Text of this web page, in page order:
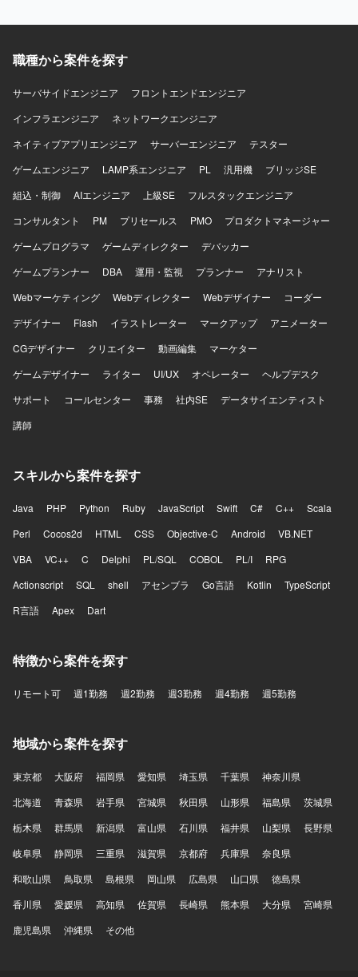
職種から案件を探す
サーバサイドエンジニア
フロントエンドエンジニア
インフラエンジニア
ネットワークエンジニア
ネイティブアプリエンジニア
サーバーエンジニア
テスター
ゲームエンジニア
LAMP系エンジニア PL 汎用機
ブリッジSE
組込・制御
AIエンジニア 上級SE
フルスタックエンジニア
コンサルタント
PM プリセールス PMO
プロダクトマネージャー
ゲームプログラマ
ゲームディレクター
デバッカー
ゲームプランナー
DBA 運用・監視 プランナー
アナリスト
Webマーケティング
Webディレクター Webデザイナー
コーダー
デザイナー
Flash イラストレーター マークアップ
アニメーター
CGデザイナー
クリエイター 動画編集
マーケター
ゲームデザイナー
ライター UI/UX オペレーター
ヘルプデスク
サポート
コールセンター 事務 社内SE
データサイエンティスト
講師
スキルから案件を探す
Java PHP Python Ruby JavaScript Swift C# C++
Scala
Perl
Cocos2d HTML CSS Objective-C Android
VB.NET
VBA
VC++ C Delphi PL/SQL COBOL PL/I
RPG
Actionscript
SQL shell アセンブラ Go言語 Kotlin
TypeScript
R言語
Apex Dart
特徴から案件を探す
リモート可 週1勤務 週2勤務 週3勤務 週4勤務 週5勤務
地域から案件を探す
東京都 大阪府 福岡県 愛知県 埼玉県 千葉県
神奈川県
北海道
青森県 岩手県 宮城県 秋田県 山形県 福島県
茨城県
栃木県
群馬県 新潟県 富山県 石川県 福井県 山梨県
長野県
岐阜県
静岡県 三重県 滋賀県 京都府 兵庫県
奈良県
和歌山県
鳥取県 島根県 岡山県 広島県 山口県
徳島県
香川県
愛媛県 高知県 佐賀県 長崎県 熊本県 大分県
宮崎県
鹿児島県
沖縄県 その他